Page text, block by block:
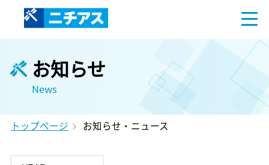
お知らせ
News
トップページ お知らせ・ニュース